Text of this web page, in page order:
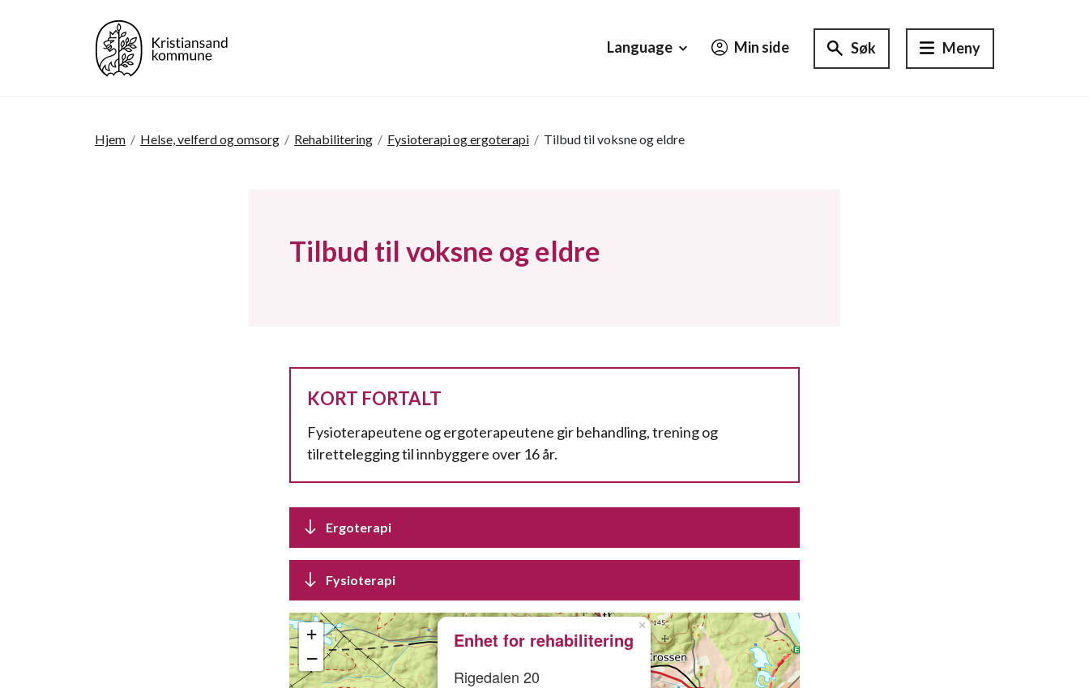
Language
Min side Søk Meny
Hjem / Helse, velferd og omsorg / Rehabilitering / Fysioterapi og ergoterapi / Tilbud til voksne og eldre
Tilbud til voksne og eldre
KORT FORTALT
Fysioterapeutene og ergoterapeutene gir behandling, trening og
tilrettelegging til innbyggere over 16 år.
Ergoterapi
Fysioterapi
Enhet for rehabilitering
Rigedalen 20
×
+
−